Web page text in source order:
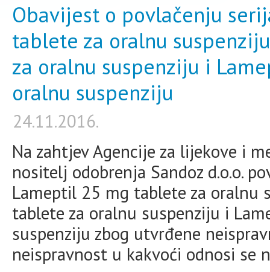
Obavijest o povlačenju
tablete za oralnu
za oralnu suspenziju i
oralnu suspenziju
24.11.2016.
Na zahtjev Agencije za lijekove i
nositelj odobrenja Sandoz d.o.o.
Lameptil 25 mg tablete za oralnu
tablete za oralnu suspenziju i
suspenziju zbog utvrđene
neispravnost u kakvoći odnosi se